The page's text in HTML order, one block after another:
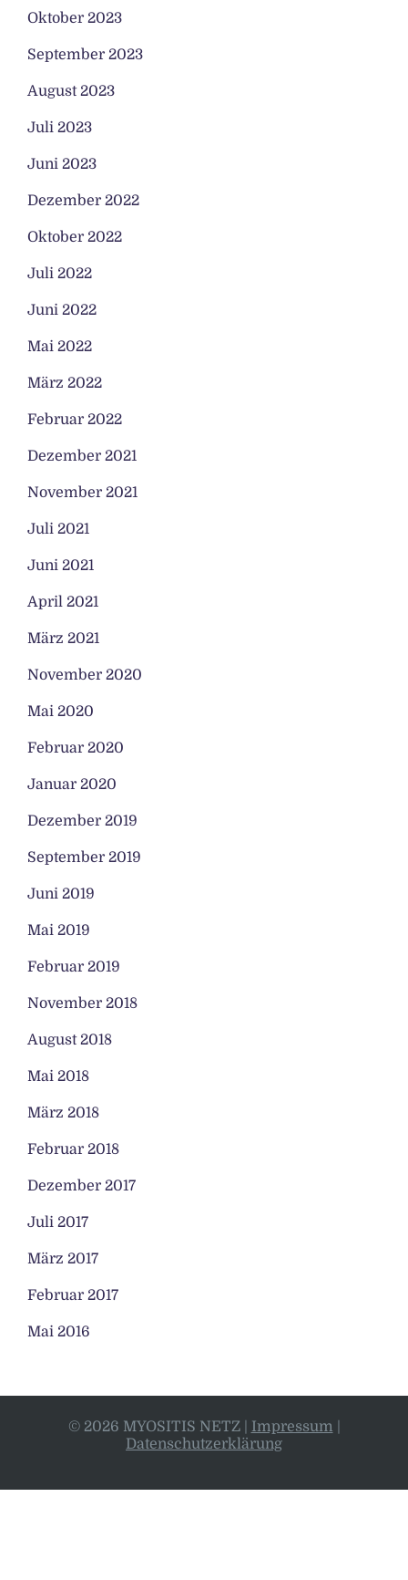
Oktober 2023
September 2023
August 2023
Juli 2023
Juni 2023
Dezember 2022
Oktober 2022
Juli 2022
Juni 2022
Mai 2022
März 2022
Februar 2022
Dezember 2021
November 2021
Juli 2021
Juni 2021
April 2021
März 2021
November 2020
Mai 2020
Februar 2020
Januar 2020
Dezember 2019
September 2019
Juni 2019
Mai 2019
Februar 2019
November 2018
August 2018
Mai 2018
März 2018
Februar 2018
Dezember 2017
Juli 2017
März 2017
Februar 2017
Mai 2016
© 2026 MYOSITIS NETZ Impressum
Datenschutzerklärung